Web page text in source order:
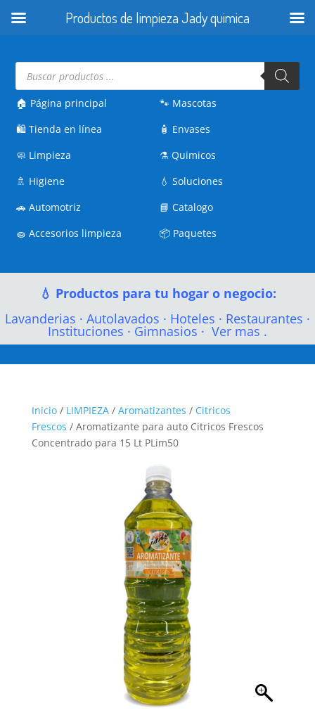
Búsqueda
productos
🏠 Página principal
🛍️Tienda en línea
🧼 Limpieza
🚿 Higiene
🚗Automotriz
🧽Accesorios limpieza
🐾 Mascotas
🧴 Envases
⚗️Quimicos
💧Soluciones
📘Catalogo
📦 Paquetes
💧 Productos para tu hogar o negocio:
Lavanderias · Autolavados · Hoteles · Restaurantes ·
Instituciones · Gimnasios · Ver mas .
Inicio/ LIMPIEZA/ Aromatizantes / Citricos
Frescos / Aromatizante para auto Citricos Frescos
Concentrado para 15 Lt PLim50
Productos de limpieza Jady quimica